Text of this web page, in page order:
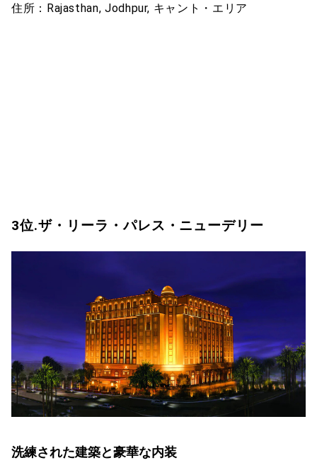
住所：Rajasthan, Jodhpur, キャント・エリア
3位.ザ・リーラ・パレス・ニューデリー
洗練された建築と豪華な内装